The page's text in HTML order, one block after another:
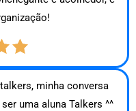
minha conversa
uma aluna Talkers ^^